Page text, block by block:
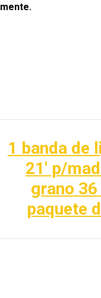
1 banda de
21′ p/
grano 36
paquete